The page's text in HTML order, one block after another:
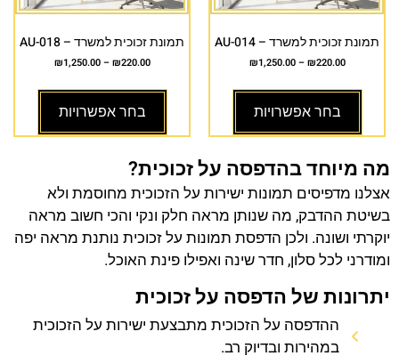
תמונת זכוכית למשרד – AU-014
₪220.00
–
₪1,250.00
בחר אפשרויות
תמונת זכוכית למשרד – AU-018
₪220.00
–
₪1,250.00
בחר אפשרויות
מה מיוחד בהדפסה על זכוכית?
אצלנו מדפיסים תמונות ישירות על הזכוכית מחוסמת ולא
בשיטת ההדבק, מה שנותן מראה חלק ונקי והכי חשוב מראה
יוקרתי ושונה. ולכן הדפסת תמונות על זכוכית נותנת מראה יפה
ומודרני לכל סלון, חדר שינה ואפילו פינת האוכל.
יתרונות של הדפסה על זכוכית
ההדפסה על הזכוכית מתבצעת ישירות על הזכוכית
במהירות ובדיוק רב.